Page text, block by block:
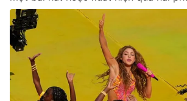
VTV Money VTV Thể
VTV Sức khoẻ Bất động
Thị trường 24h Tấm lòng